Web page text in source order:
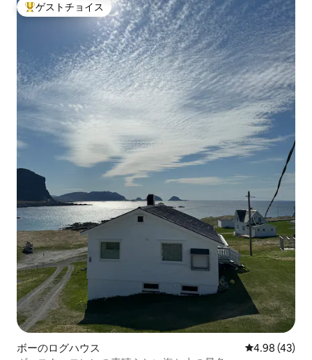
大好評のゲストチョイスです。
ゲストチョイス
ボーのログハウス レビュー43
4.98 (43)